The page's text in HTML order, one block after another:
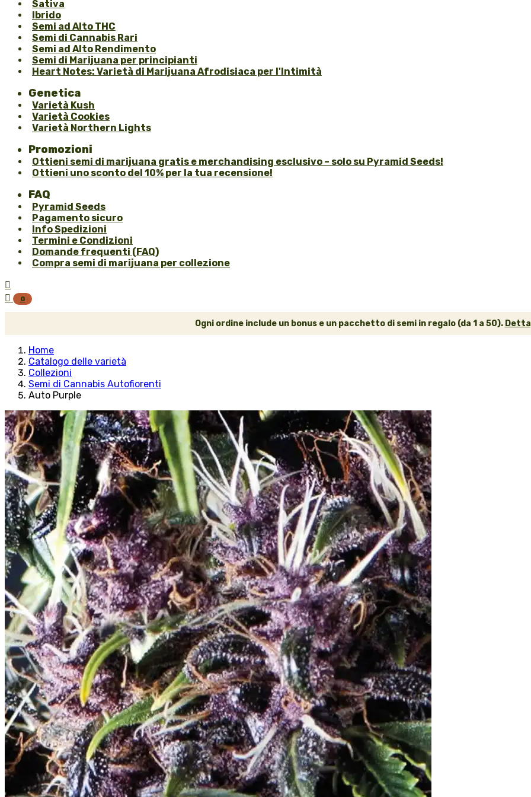
Sativa
Ibrido
Semi ad Alto THC
Semi di Cannabis Rari
Semi ad Alto Rendimento
Semi di Marijuana per principianti
Heart Notes: Varietà di Marijuana Afrodisiaca per l'Intimità
Genetica
Varietà Kush
Varietà Cookies
Varietà Northern Lights
Promozioni
Ottieni semi di marijuana gratis e merchandising esclusivo – solo su Pyramid Seeds!
Ottieni uno sconto del 10% per la tua recensione!
FAQ
Pyramid Seeds
Pagamento sicuro
Info Spedizioni
Termini e Condizioni
Domande frequenti (FAQ)
Compra semi di marijuana per collezione


0
Ogni ordine include un bonus e un pacchetto di semi in regalo (da 1 a 50).
Home
Catalogo delle varietà
Collezioni
Semi di Cannabis Autofiorenti
Auto Purple